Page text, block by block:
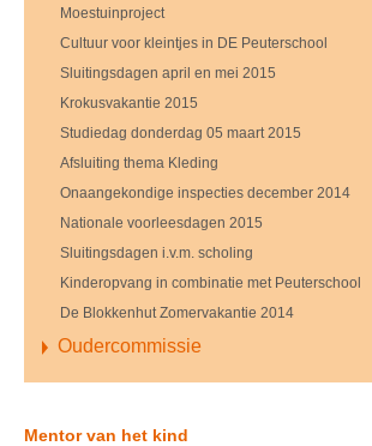
Moestuinproject
Cultuur voor kleintjes in DE Peuterschool
Sluitingsdagen april en mei 2015
Krokusvakantie 2015
Studiedag donderdag 05 maart 2015
Afsluiting thema Kleding
Onaangekondige inspecties december 2014
Nationale voorleesdagen 2015
Sluitingsdagen i.v.m. scholing
Kinderopvang in combinatie met Peuterschool
De Blokkenhut Zomervakantie 2014
Oudercommissie
Mentor van het kind